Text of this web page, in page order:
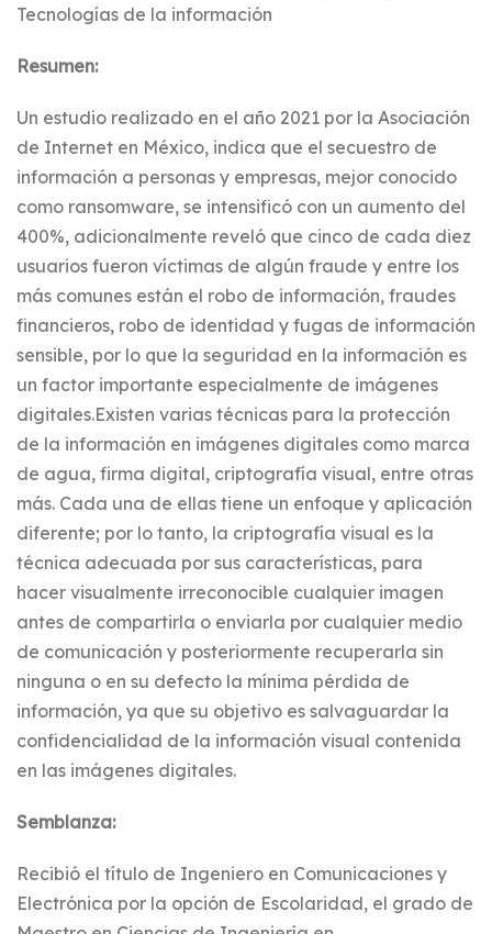
Tecnologías de la información
Resumen:
Un estudio realizado en el año 2021 por la Asociación
de Internet en México, indica que el secuestro de
información a personas y empresas, mejor conocido
como ransomware, se intensificó con un aumento del
400%, adicionalmente reveló que cinco de cada diez
usuarios fueron víctimas de algún fraude y entre los
más comunes están el robo de información, fraudes
financieros, robo de identidad y fugas de información
sensible, por lo que la seguridad en la información es
un factor importante especialmente de imágenes
digitales.Existen varias técnicas para la protección
de la información en imágenes digitales como marca
de agua, firma digital, criptografía visual, entre otras
más. Cada una de ellas tiene un enfoque y aplicación
diferente; por lo tanto, la criptografía visual es la
técnica adecuada por sus características, para
hacer visualmente irreconocible cualquier imagen
antes de compartirla o enviarla por cualquier medio
de comunicación y posteriormente recuperarla sin
ninguna o en su defecto la mínima pérdida de
información, ya que su objetivo es salvaguardar la
confidencialidad de la información visual contenida
en las imágenes digitales.
Semblanza:
Recibió el título de Ingeniero en Comunicaciones y
Electrónica por la opción de Escolaridad, el grado de